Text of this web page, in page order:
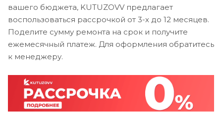
вашего бюджета, KUTUZOVV предлагает
воспользоваться рассрочкой от 3-х до 12 месяцев.
Поделите сумму ремонта на срок и получите
ежемесячный платеж. Для оформления обратитесь
к менеджеру.